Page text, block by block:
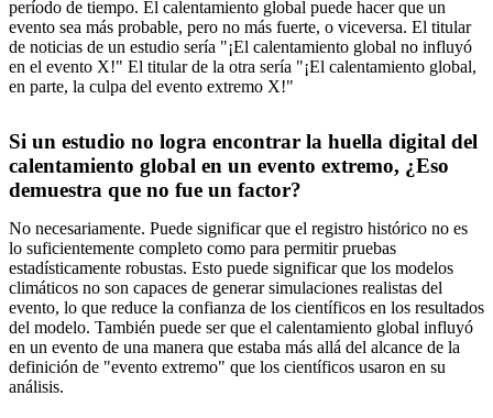
período de tiempo. El calentamiento global puede hacer que un
evento sea más probable, pero no más fuerte, o viceversa. El titular
de noticias de un estudio sería "¡El calentamiento global no influyó
en el evento X!" El titular de la otra sería "¡El calentamiento global,
en parte, la culpa del evento extremo X!"
Si un estudio no logra encontrar la huella digital del
calentamiento global en un evento extremo, ¿Eso
demuestra que no fue un factor?
No necesariamente. Puede significar que el registro histórico no es
lo suficientemente completo como para permitir pruebas
estadísticamente robustas. Esto puede significar que los modelos
climáticos no son capaces de generar simulaciones realistas del
evento, lo que reduce la confianza de los científicos en los resultados
del modelo. También puede ser que el calentamiento global influyó
en un evento de una manera que estaba más allá del alcance de la
definición de "evento extremo" que los científicos usaron en su
análisis.